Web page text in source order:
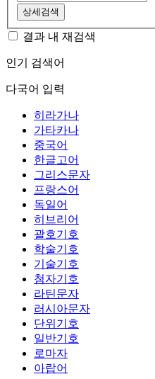
상세검색
결과 내 재검색
인기 검색어
다국어 입력
히라가나
가타카나
중국어
한글고어
그리스문자
프랑스어
독일어
히브리어
괄호기호
학술기호
기술기호
첨자기호
라틴문자
러시아문자
단위기호
일반기호
로마자
아랍어